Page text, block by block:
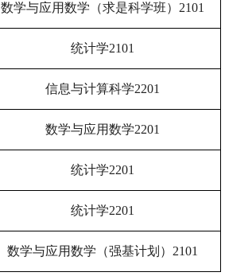
数学与应用数学（求是科学班） 2101
统计学2101
信息与计算科学2201
数学与应用数学2201
统计学2201
统计学2201
数学与应用数学（强基计划） 2101